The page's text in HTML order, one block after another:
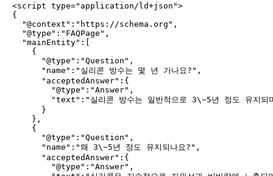
<script type="application/ld+json">
{
  "@context":"https://schema.org",
  "@type":"FAQPage",
  "mainEntity":[
    {
      "@type":"Question",
      "name":"실리콘 방수는 몇 년 가나요?",
      "acceptedAnswer":{
        "@type":"Answer",
"text":"실리콘 방수는 일반적으로 3\~5년 정도 유지되
      }
    },
    {
      "@type":"Question",
      "name":"왜 3\~5년 정도 유지되나요?",
      "acceptedAnswer":{
        "@type":"Answer",